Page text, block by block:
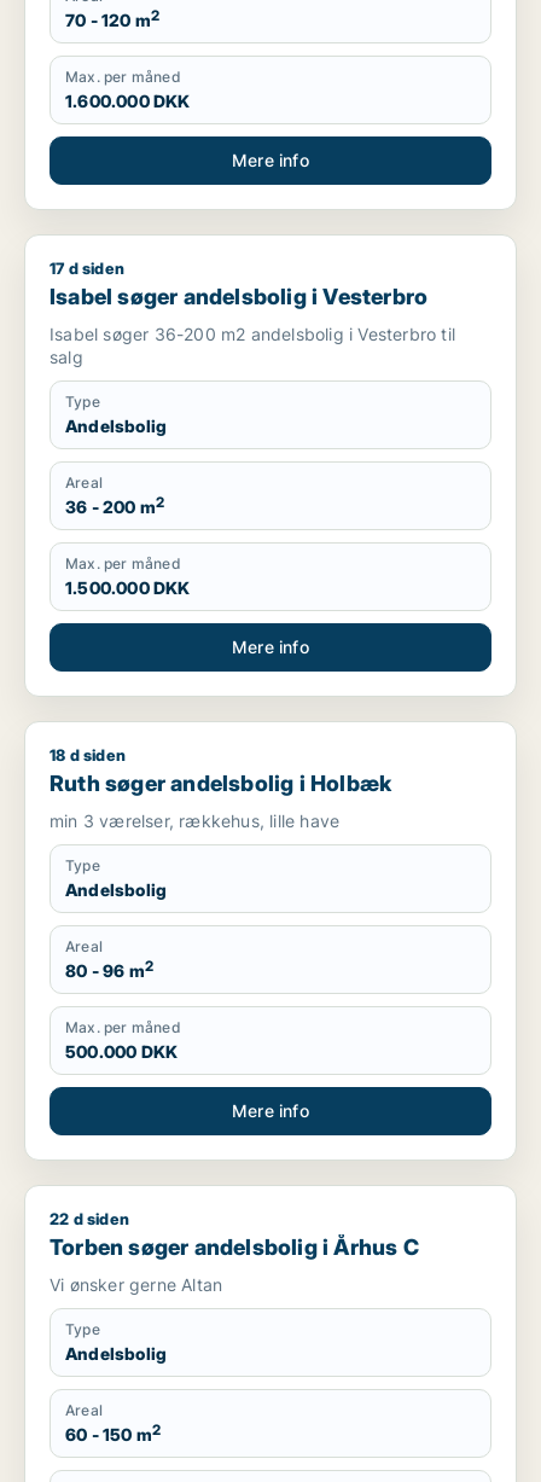
70 - 120 m2
Max. per måned
1.600.000 DKK
Mere info
Isabel søger andelsbolig i Vesterbro
17 d siden
Isabel søger andelsbolig i Vesterbro
Isabel søger 36-200 m2 andelsbolig i Vesterbro til
salg
Type
Andelsbolig
Areal
36 - 200 m2
Max. per måned
1.500.000 DKK
Mere info
Ruth søger andelsbolig i Holbæk
18 d siden
Ruth søger andelsbolig i Holbæk
min 3 værelser, rækkehus, lille have
Type
Andelsbolig
Areal
80 - 96 m2
Max. per måned
500.000 DKK
Mere info
Torben søger andelsbolig i Århus C
22 d siden
Torben søger andelsbolig i Århus C
Vi ønsker gerne Altan
Type
Andelsbolig
Areal
60 - 150 m2